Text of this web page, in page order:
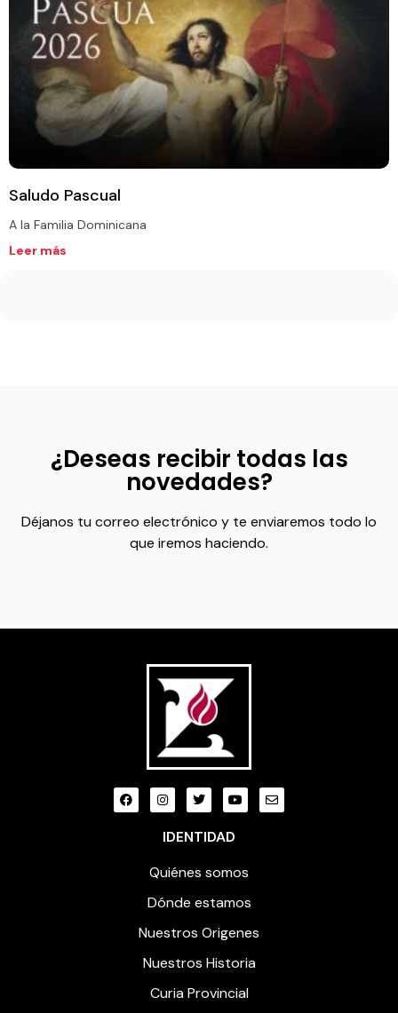
Saludo Pascual
A la Familia Dominicana
Leer más
¿Deseas recibir todas las
novedades?
Déjanos tu correo electrónico y te enviaremos todo lo
que iremos haciendo.
IDENTIDAD
Quiénes somos
Dónde estamos
Nuestros Origenes
Nuestros Historia
Curia Provincial